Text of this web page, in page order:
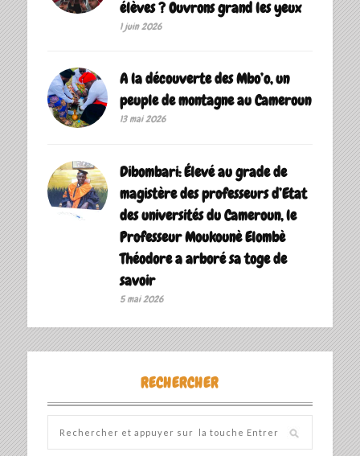
élèves ? Ouvrons grand les yeux
1 juin 2026
A la découverte des Mbo’o, un
peuple de montagne au Cameroun
13 mai 2026
Dibombari: Élevé au grade de
magistère des professeurs d’Etat
des universités du Cameroun, le
Professeur Moukounè Elombè
Théodore a arboré sa toge de
savoir ‎
5 mai 2026
RECHERCHER